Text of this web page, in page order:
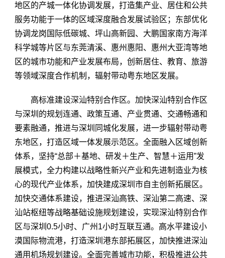
地区的产城一体化协调发展，打造集产业、居住和公共
服务功能于一体的区域深度融合发展试验区；东部优化
协调龙岗国际低碳城、坪山高新园、大鹏国家南方海洋
科学城等片区与东莞清溪、惠州惠阳、惠州大亚湾等地
区的城市功能和产业发展布局，创新居住、教育、旅游
等领域深度合作机制，辐射带动粤东地区发展。
高标准建设深汕特别合作区。加快深汕特别合作区
与深圳的规划连通、政策互通、产业贯通、交通畅通和
要素融通，推进与深圳同城化发展，进一步辐射带动粤
东地区，打造区域一体发展示范区。全面融入区域创新
体系，坚持“总部＋基地、研发＋生产、智慧＋运用”发
展模式，全力构建以战略性新兴产业和先进制造业为核
心的现代产业体系，加快建成深圳市自主创新拓展区。
加快交通体系建设，推进深汕高铁、深汕第二高速、深
汕站枢纽等战略基础设施规划建设，实现深汕特别合作
区与深圳0.5小时、广州1小时互联互通。高水平建设小
漠国际物流港，打造深圳港东部拓展区，加快推进深汕
通用机场规划建设。全面完善城市功能，积极推进公共